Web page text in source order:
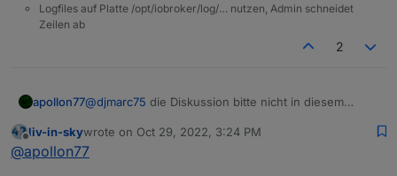
Logfiles auf Platte /opt/iobroker/log/… nutzen, Admin schneidet
Zeilen ab
2
apollon77@djmarc75 die Diskussion bitte nicht in diesem
Offline
liv-in-skywrote on Oct 29, 2022, 3:24 PM
last edited by
@apollon77